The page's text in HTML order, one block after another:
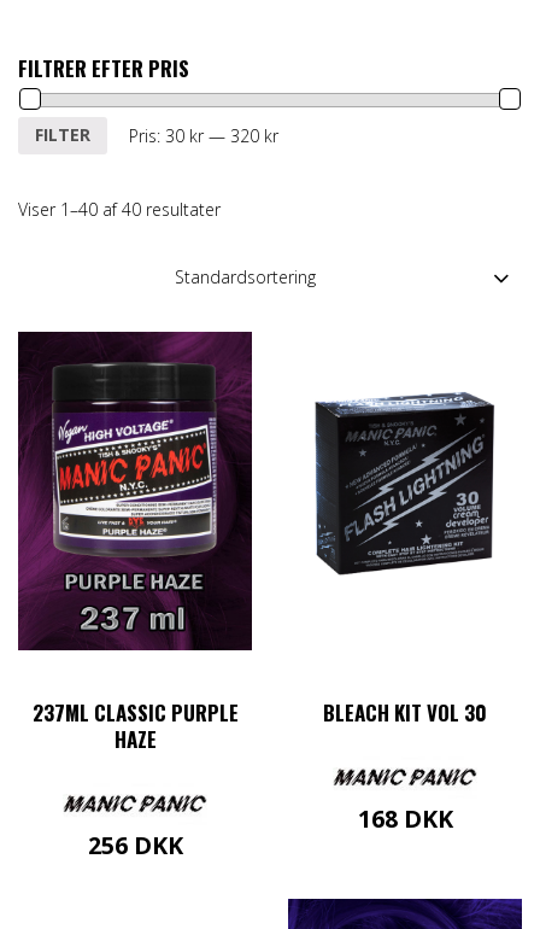
FILTRER EFTER PRIS
Mindste
Højeste
FILTER Pris: 30 kr— 320 kr
Viser 1–40 af 40 resultater
237ML CLASSIC PURPLE
HAZE
256 DKK
BLEACH KIT VOL 30
168 DKK